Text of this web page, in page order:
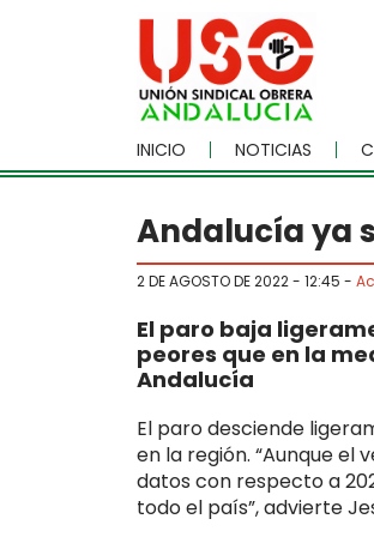
Skip to main content
INICIO NOTICIAS
Andalucía ya
2 DE AGOSTO DE 2022 - 12:45 -
El paro baja
peores que en la
Andalucía
El paro desciende
en la región. “Aunque
datos con respecto a
todo el país”, advierte